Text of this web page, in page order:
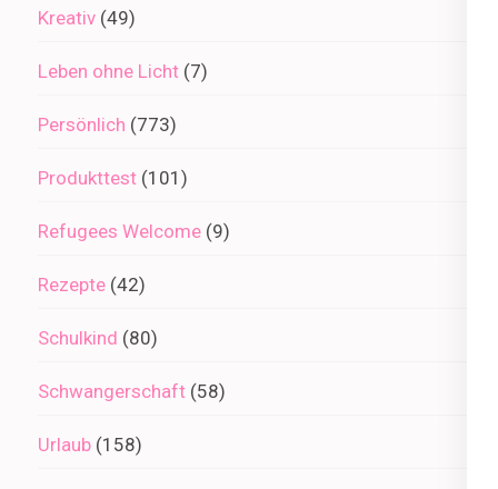
Kreativ (49)
Leben ohne Licht (7)
Persönlich (773)
Produkttest (101)
Refugees Welcome (9)
Rezepte (42)
Schulkind (80)
Schwangerschaft (58)
Urlaub (158)